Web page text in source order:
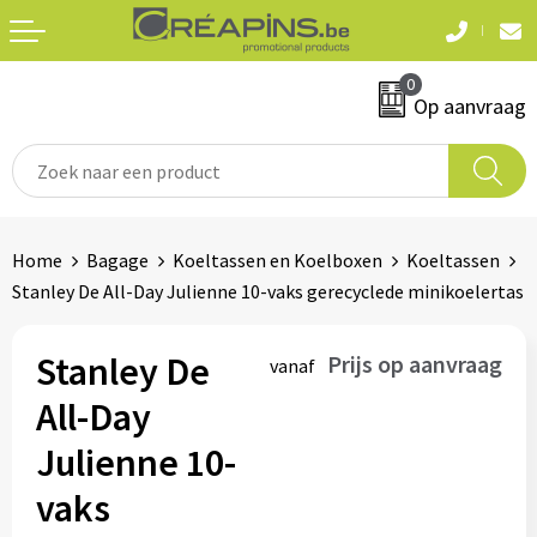
0
Op aanvraag
T-shirts
Sweaters en hoodies
Jassen
Badtextiel & douche
Automerken
Eten & drinken
Snoepgoed
Waterflesjes
Schrijf & papierwaren
Home Bagage Koeltassen en Koelboxen
Koeltassen
Stanley De All-Day Julienne 10-vaks gerecyclede minikoelertas
Stanley De
All-Day
Julienne 10-
vaks
vanaf Prijs op aanvraag